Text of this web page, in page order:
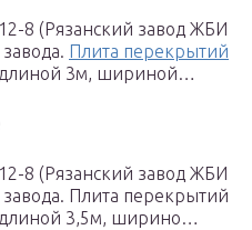
8 (Рязанский завод ЖБИ
Плита перекрытий
длиной 3м, шириной…
8 (Рязанский завод ЖБИ
Плита перекрытий
длиной 3,5м, ширино…